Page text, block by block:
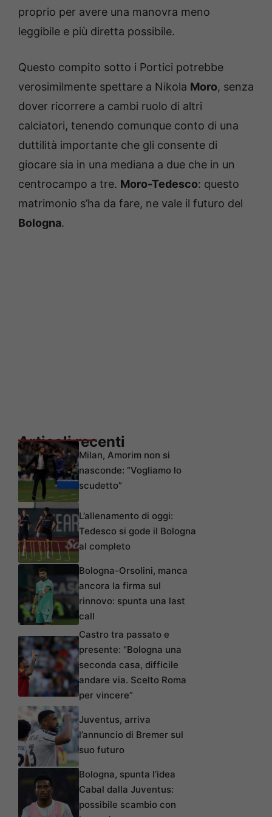
proprio per avere una manovra meno
leggibile e più diretta possibile.
Questo compito sotto i Portici potrebbe
verosimilmente spettare a Nikola Moro, senza
dover ricorrere a cambi ruolo di altri
calciatori, tenendo comunque conto di una
duttilità importante che gli consente di
giocare sia in una mediana a due che in un
centrocampo a tre. Moro-Tedesco: questo
matrimonio s’ha da fare, ne vale il futuro del
Bologna.
Articoli recenti
Milan, Amorim non si
nasconde: “Vogliamo lo
scudetto”
L’allenamento di oggi:
Tedesco si gode il Bologna
al completo
Bologna-Orsolini, manca
ancora la firma sul
rinnovo: spunta una last
call
Castro tra passato e
presente: “Bologna una
seconda casa, difficile
andare via. Scelto Roma
per vincere”
Juventus, arriva
l’annuncio di Bremer sul
suo futuro
Bologna, spunta l’idea
Cabal dalla Juventus:
possibile scambio con